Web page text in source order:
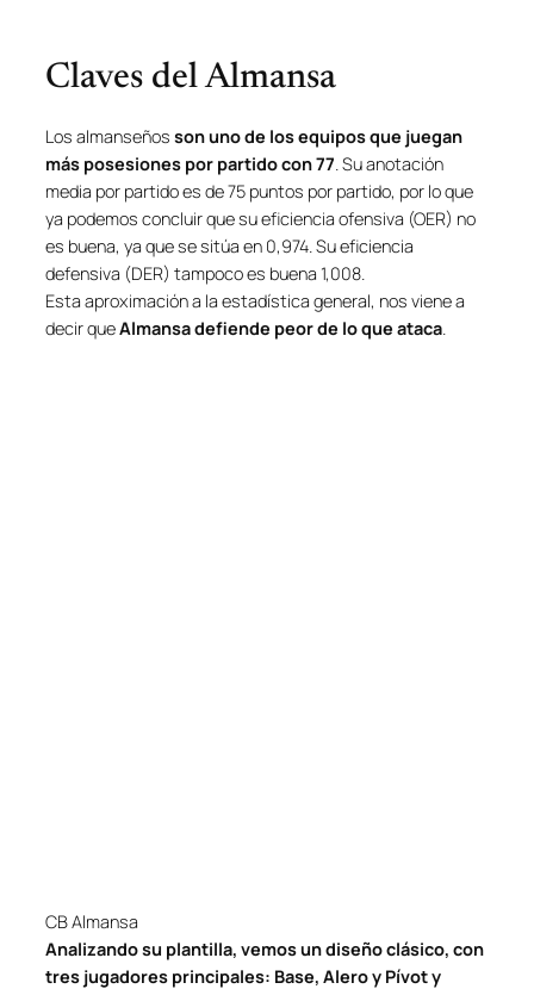
Claves del Almansa
Los almanseños son uno de los equipos que juegan
más posesiones por partido con 77. Su anotación
media por partido es de 75 puntos por partido, por lo que
ya podemos concluir que su eficiencia ofensiva (OER) no
es buena, ya que se sitúa en 0,974. Su eficiencia
defensiva (DER) tampoco es buena 1,008.
Esta aproximación a la estadística general, nos viene a
decir queAlmansa defiende peor de lo que ataca.
CB Almansa
Analizando su plantilla, vemos un diseño clásico, con
tres jugadores principales: Base, Alero y Pívot y